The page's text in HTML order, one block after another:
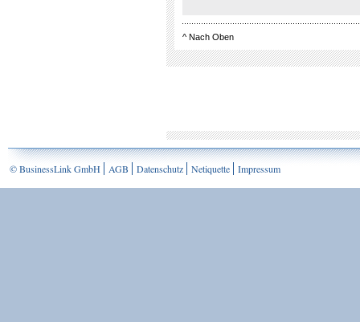
^ Nach Oben
© BusinessLink GmbH AGB Datenschutz Netiquette Impressum